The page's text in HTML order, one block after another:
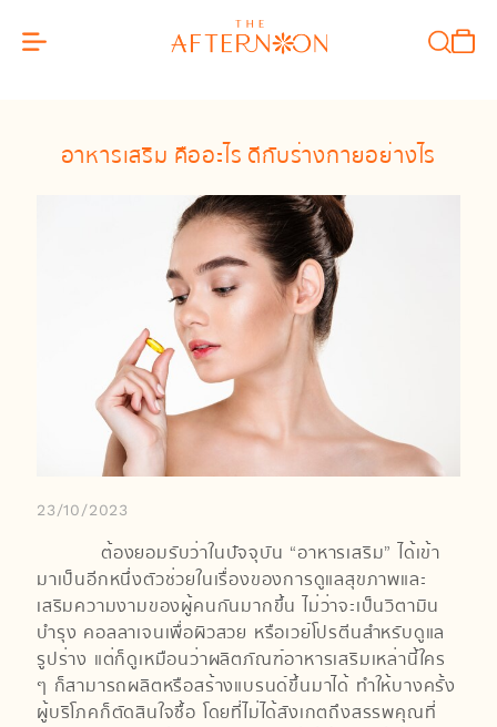
อาหารเสริม คืออะไร ดีกับร่างกายอย่างไร
23/10/2023
ต้องยอมรับว่าในปัจจุบัน “อาหารเสริม” ได้เข้า
มาเป็นอีกหนึ่งตัวช่วยในเรื่องของการดูแลสุขภาพและ
เสริมความงามของผู้คนกันมากขึ้น ไม่ว่าจะเป็นวิตามิน
บำรุง คอลลาเจนเพื่อผิวสวย หรือเวย์โปรตีนสำหรับดูแล
รูปร่าง แต่ก็ดูเหมือนว่าผลิตภัณฑ์อาหารเสริมเหล่านี้ใคร
ๆ ก็สามารถผลิตหรือสร้างแบรนด์ขึ้นมาได้ ทำให้บางครั้ง
ผู้บริโภคก็ตัดสินใจซื้อ โดยที่ไม่ได้สังเกตถึงสรรพคุณที่